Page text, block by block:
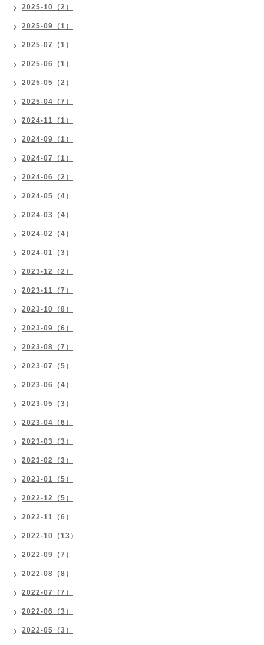
2025-10（2）
2025-09（1）
2025-07（1）
2025-06（1）
2025-05（2）
2025-04（7）
2024-11（1）
2024-09（1）
2024-07（1）
2024-06（2）
2024-05（4）
2024-03（4）
2024-02（4）
2024-01（3）
2023-12（2）
2023-11（7）
2023-10（8）
2023-09（6）
2023-08（7）
2023-07（5）
2023-06（4）
2023-05（3）
2023-04（6）
2023-03（3）
2023-02（3）
2023-01（5）
2022-12（5）
2022-11（6）
2022-10（13）
2022-09（7）
2022-08（8）
2022-07（7）
2022-06（3）
2022-05（3）